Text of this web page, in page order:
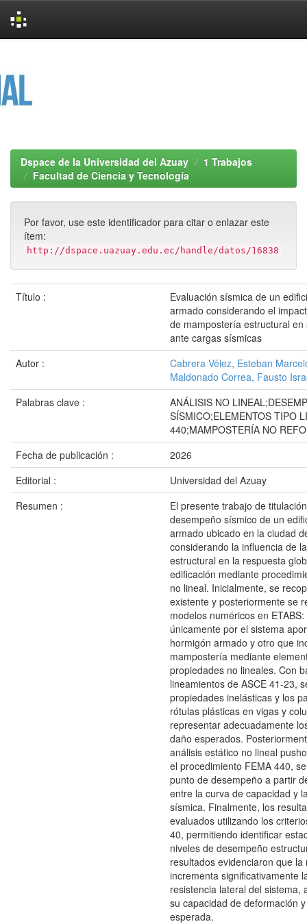
Dspace de la Universidad del Azuay
1 Trabajos
Facultad de Ciencia y Tecnología
Por favor, use este identificador para citar o enlazar este
ítem:
http://dspace.uazuay.edu.ec/handle/datos/16838
Título :
Evaluación sísmica de un
armado considerando el
de mampostería estructural en
ante cargas sísmicas
Autor :
Cabrera Vélez, Esteban
Maldonado Correa, Fausto
Palabras clave :
ANÁLISIS NO
SÍSMICO;ELEMENTOS TIPO
440;MAMPOSTERÍA NO
Fecha de publicación :
2026
Editorial :
Universidad del Azuay
Resumen :
El presente trabajo de
desempeño sísmico de un
armado ubicado en la ciudad
considerando la influencia de
estructural en la respuesta
edificación mediante
no lineal. Inicialmente, se
existente y posteriormente se
modelos numéricos en
únicamente por el sistema
hormigón armado y otro que
mampostería mediante
propiedades no lineales. Con
lineamientos de ASCE 41-23,
propiedades inelásticas y los
rótulas plásticas en vigas y
representar adecuadamente
daño esperados.
análisis estático no lineal
el procedimiento FEMA 440,
punto de desempeño a partir
entre la curva de capacidad y
sísmica. Finalmente, los
evaluados utilizando los
40, permitiendo identificar
niveles de desempeño
resultados evidenciaron que
incrementa significativamente
resistencia lateral del sistema,
su capacidad de deformación
esperada.